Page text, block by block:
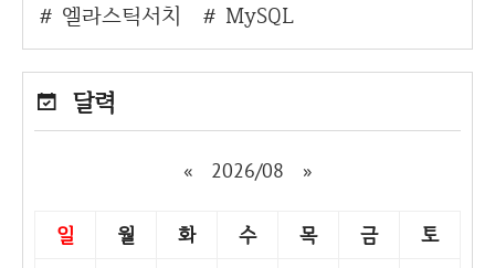
엘라스틱서치
MySQL
달력
« 2026/08 »
일 월 화 수 목 금 토